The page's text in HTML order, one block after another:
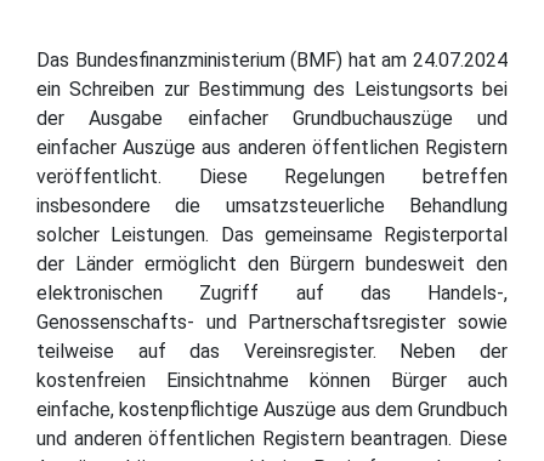
Das Bundesfinanzministerium (BMF) hat am 24.07.2024
ein Schreiben zur Bestimmung des Leistungsorts bei
der Ausgabe einfacher Grundbuchauszüge und
einfacher Auszüge aus anderen öffentlichen Registern
veröffentlicht. Diese Regelungen betreffen
insbesondere die umsatzsteuerliche Behandlung
solcher Leistungen. Das gemeinsame Registerportal
der Länder ermöglicht den Bürgern bundesweit den
elektronischen Zugriff auf das Handels-,
Genossenschafts- und Partnerschaftsregister sowie
teilweise auf das Vereinsregister. Neben der
kostenfreien Einsichtnahme können Bürger auch
einfache, kostenpflichtige Auszüge aus dem Grundbuch
und anderen öffentlichen Registern beantragen. Diese